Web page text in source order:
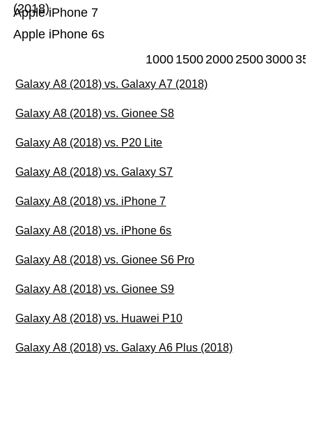
Apple iPhone 6s
Apple iPhone 7
(2018)
1000 1500200025003000
Galaxy A8 (2018) vs. Galaxy A7 (2018)
Galaxy A8 (2018) vs. Gionee S8
Galaxy A8 (2018) vs. P20 Lite
Galaxy A8 (2018) vs. Galaxy S7
Galaxy A8 (2018) vs. iPhone 7
Galaxy A8 (2018) vs. iPhone 6s
Galaxy A8 (2018) vs. Gionee S6 Pro
Galaxy A8 (2018) vs. Gionee S9
Galaxy A8 (2018) vs. Huawei P10
Galaxy A8 (2018) vs. Galaxy A6 Plus (2018)